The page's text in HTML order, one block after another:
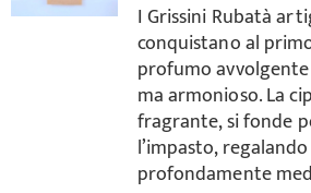
I Grissini Rubatà
conquistano al
profumo
ma armonioso. La
fragrante, si fonde
l’impasto,
profondamente